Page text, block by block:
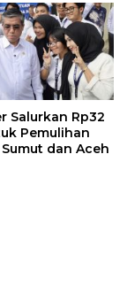
Salurkan Rp32
Pemulihan
dan Aceh